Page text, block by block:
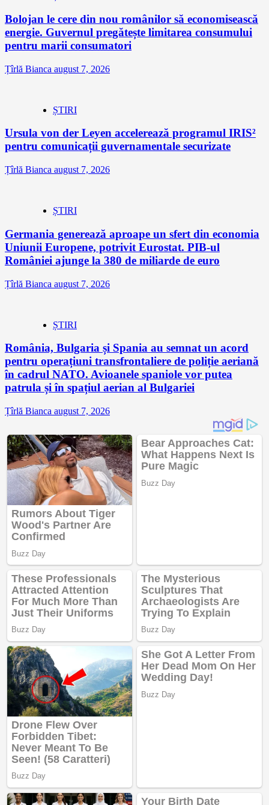
Bolojan le cere din nou românilor să economisească
energie. Guvernul pregătește limitarea consumului
pentru marii consumatori
Țîrlă Bianca august 7, 2026
ȘTIRI
Ursula von der Leyen accelerează programul IRIS²
pentru comunicații guvernamentale securizate
Țîrlă Bianca august 7, 2026
ȘTIRI
Germania generează aproape un sfert din economia
Uniunii Europene, potrivit Eurostat. PIB-ul
României ajunge la 380 de miliarde de euro
Țîrlă Bianca august 7, 2026
ȘTIRI
România, Bulgaria și Spania au semnat un acord
pentru operațiuni transfrontaliere de poliție aeriană
în cadrul NATO. Avioanele spaniole vor putea
patrula și în spațiul aerian al Bulgariei
Țîrlă Bianca august 7, 2026